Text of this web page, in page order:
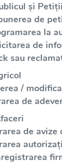
și Petiții
de
la
de
sau
/
de
de